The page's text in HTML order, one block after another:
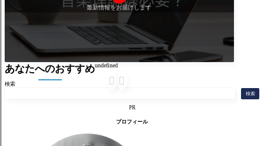
最新情報をお届けします
検索
検索
PR
プロフィール
あなたへのおすすめundefined
 